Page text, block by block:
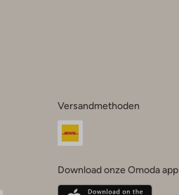
Versandmethoden
Download onze Omoda app